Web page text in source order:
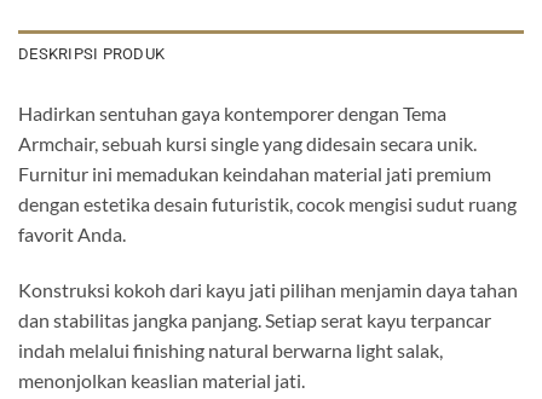
DESKRIPSI PRODUK
Hadirkan sentuhan gaya kontemporer dengan Tema
Armchair, sebuah kursi single yang didesain secara unik.
Furnitur ini memadukan keindahan material jati premium
dengan estetika desain futuristik, cocok mengisi sudut ruang
favorit Anda.
Konstruksi kokoh dari kayu jati pilihan menjamin daya tahan
dan stabilitas jangka panjang. Setiap serat kayu terpancar
indah melalui finishing natural berwarna light salak,
menonjolkan keaslian material jati.